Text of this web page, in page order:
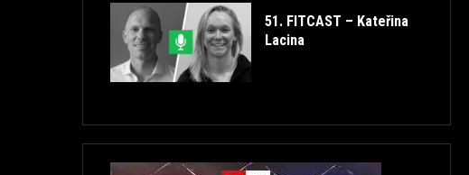
51. FITCAST – Kateřina
Lacina